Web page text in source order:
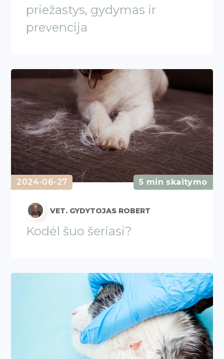
priežastys, gydymas ir
prevencija
2024-06-27 5 min skaitymo
VET. GYDYTOJAS ROBERT
Kodėl šuo šeriasi?